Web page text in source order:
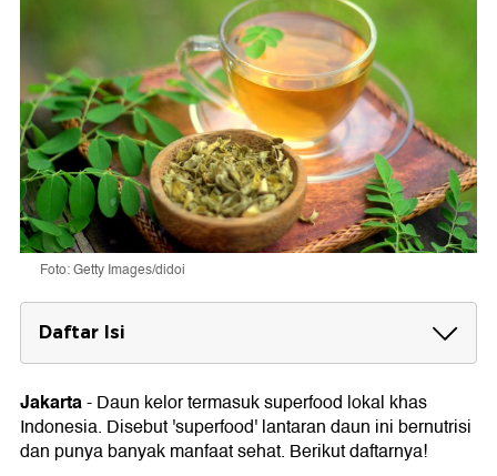
Foto: Getty Images/didoi
Daftar Isi
1. Mengurangi peradangan
2. Cegah diabetes
3. Jaga kesehatan prostat
Jakarta-Daun kelor termasuk superfood lokal khas
Indonesia. Disebut 'superfood' lantaran daun ini bernutrisi
dan punya banyak manfaat sehat. Berikut daftarnya!